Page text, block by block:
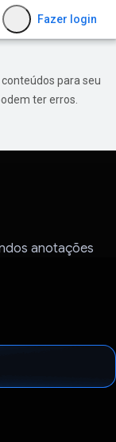
Fazer login
para seu
ter erros.
anotações